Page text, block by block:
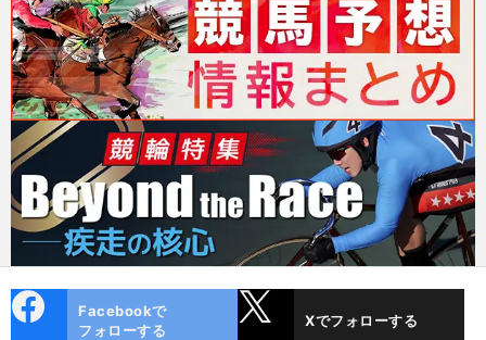
ok
Facebookで
フォローする
Xでフォローする